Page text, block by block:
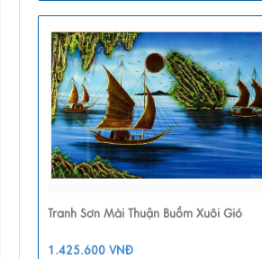
Tranh Sơn Mài Thuận Buồm Xuôi Gió
1.425.600 VNĐ